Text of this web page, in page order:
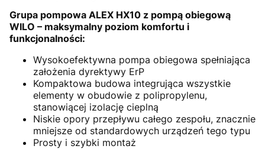
Grupa pompowa ALEX HX10 z pompą obiegową
WILO – maksymalny poziom komfortu i
funkcjonalności:
Wysokoefektywna pompa obiegowa spełniająca
założenia dyrektywy ErP
Kompaktowa budowa integrująca wszystkie
elementy w obudowie z polipropylenu,
stanowiącej izolację cieplną
Niskie opory przepływu całego zespołu, znacznie
mniejsze od standardowych urządzeń tego typu
Prosty i szybki montaż